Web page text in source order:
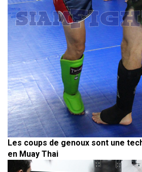
Les coups de genoux sont une
en Muay Thai